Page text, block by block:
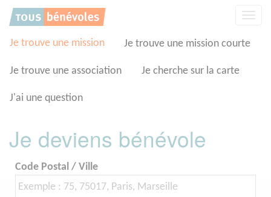
Je trouve une mission Je trouve une mission courte
Je trouve une association Je cherche sur la carte
J'ai une question
Je deviens bénévole
Code Postal / Ville
Panneau de gestion des cookies